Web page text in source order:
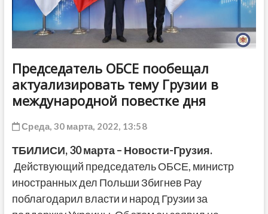
Председатель ОБСЕ пообещал
актуализировать тему Грузии в
международной повестке дня
Среда, 30 марта, 2022, 13:58
ТБИЛИСИ, 30 марта – Новости-Грузия.
Действующий председатель ОБСЕ, министр
иностранных дел Польши Збигнев Рау
поблагодарил власти и народ Грузии за